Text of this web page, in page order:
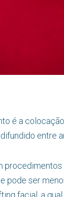
é a
entre
procedimentos
pode ser
facial, a